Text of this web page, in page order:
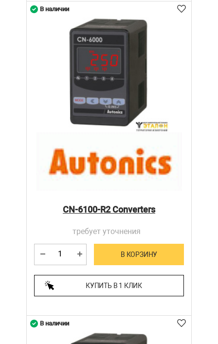
CN-6100-R2 Converters
требует уточнения
В КОРЗИНУ
КУПИТЬ В 1 КЛИК
В наличии
В наличии